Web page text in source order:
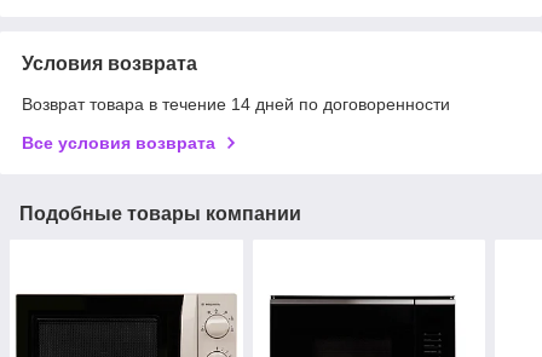
Условия возврата
Возврат товара в течение 14 дней по договоренности
Все условия возврата
Подобные товары компании